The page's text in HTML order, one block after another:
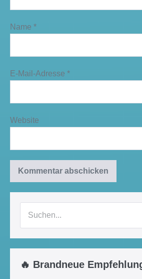
Name *
E-Mail-Adresse *
Website
🔥 Brandneue